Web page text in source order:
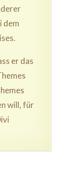
dem
er das
will, für